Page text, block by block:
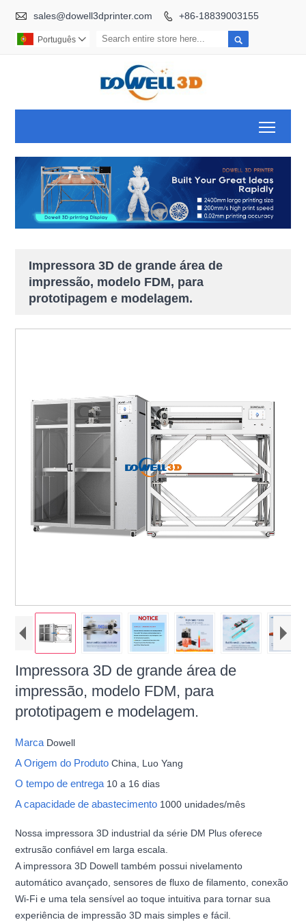
 sales@dowell3dprinter.com  +86-18839003155

Português 
Impressora 3D de grande área de
impressão, modelo FDM, para
prototipagem e modelagem.
Impressora 3D de grande área de
impressão, modelo FDM, para
prototipagem e modelagem.
Marca Dowell
A Origem do ProdutoChina, Luo Yang
O tempo de entrega 10 a 16 dias
A capacidade de abastecimento 1000 unidades/mês
Nossa impressora 3D industrial da série DM Plus oferece
extrusão confiável em larga escala.
A impressora 3D Dowell também possui nivelamento
automático avançado, sensores de fluxo de filamento, conexão
Wi-Fi e uma tela sensível ao toque intuitiva para tornar sua
experiência de impressão 3D mais simples e fácil.